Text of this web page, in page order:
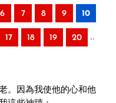
6 7 8 9 10
17 18 19 20 ..
。因為我使他的心和他